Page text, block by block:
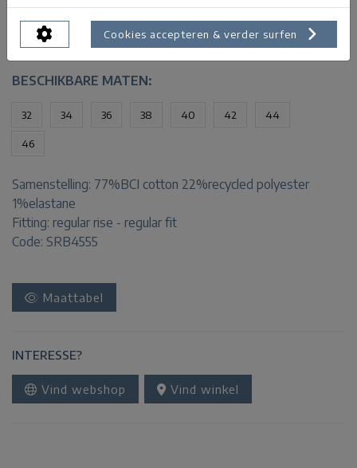
Binnenkort verkrijgbaar.
BESCHIKBARE MATEN:
32 34 36 38 40 42 44
46
Samenstelling: 77%BCI cotton 22%recycled polyester
1%elastane
Fitting: regular rise - regular fit
Code: SRB4555
Maattabel
INTERESSE?
Vind webshop Vind winkel
Cookies accepteren & verder surfen